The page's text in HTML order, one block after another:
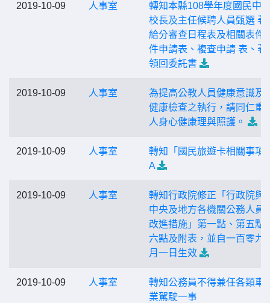
2019-10-09 人事室
轉知本縣108學年度國民中
校長及主任候聘人員甄選 著
給分審查日程表及相關表件(
件申請表、複查申請 表、著
領回委託書
2019-10-09 人事室
為提高公教人員健康意識及
健康檢查之執行，請同仁重
人身心健康理與照護。
2019-10-09 人事室
轉知「國民旅遊卡相關事項
A
2019-10-09 人事室
轉知行政院修正「行政院與
中央及地方各機關公務人員
改進措施」第一點、第五點
六點及附表，並自一百零九
月一日生效
2019-10-09 人事室
轉知公務員不得兼任各類車
業駕駛一事